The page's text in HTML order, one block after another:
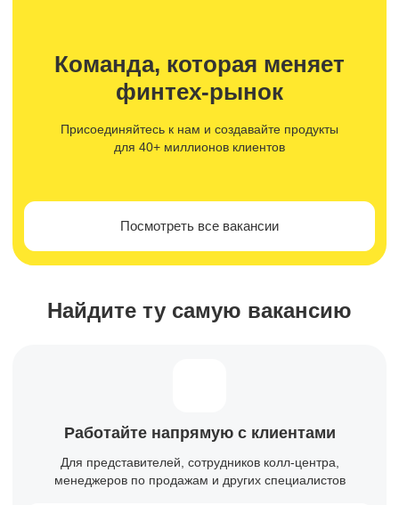
Команда, которая меняет
финтех-рынок
Присоединяйтесь к нам и создавайте продукты
для 40+ миллионов клиентов
Посмотреть все вакансии
Найдите ту самую вакансию
Работайте напрямую с клиентами
Для представителей, сотрудников колл-центра,
менеджеров по продажам и других специалистов